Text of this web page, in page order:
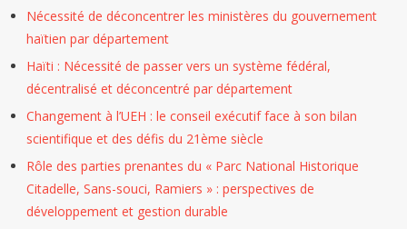
Nécessité de déconcentrer les ministères du gouvernement
haïtien par département
Haïti : Nécessité de passer vers un système fédéral,
décentralisé et déconcentré par département
Changement à l’UEH : le conseil exécutif face à son bilan
scientifique et des défis du 21ème siècle
Rôle des parties prenantes du « Parc National Historique
Citadelle, Sans-souci, Ramiers » : perspectives de
développement et gestion durable